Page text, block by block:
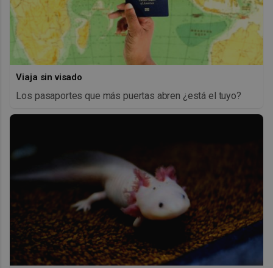
Viaja sin visado
Los pasaportes que más puertas abren ¿está el tuyo?